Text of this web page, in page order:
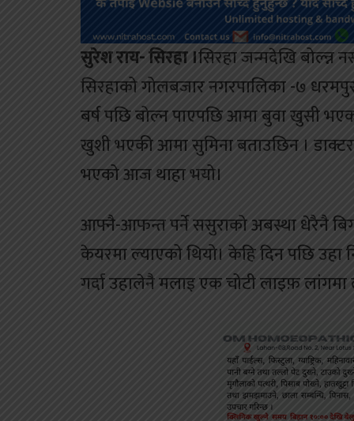
सुरेश राय- सिरहा ।सिरहा जन्मदेखि बोल्न्न
सिरहाको गोलबजार नगरपालिका -७ धरमपुर
बर्ष पछि बोल्न पाएपछि आमा बुवा खुसी
खुशी भएकी आमा सुमिना बताउछिन ।
भएको आज थाहा भयो।
आफ्नै-आफन्त पर्ने ससुराको अबस्था धेरैनै
केयरमा ल्याएको थियो। केहि दिन पछि
गर्दा उहालेनै मलाइ एक चोटी लाइफ़